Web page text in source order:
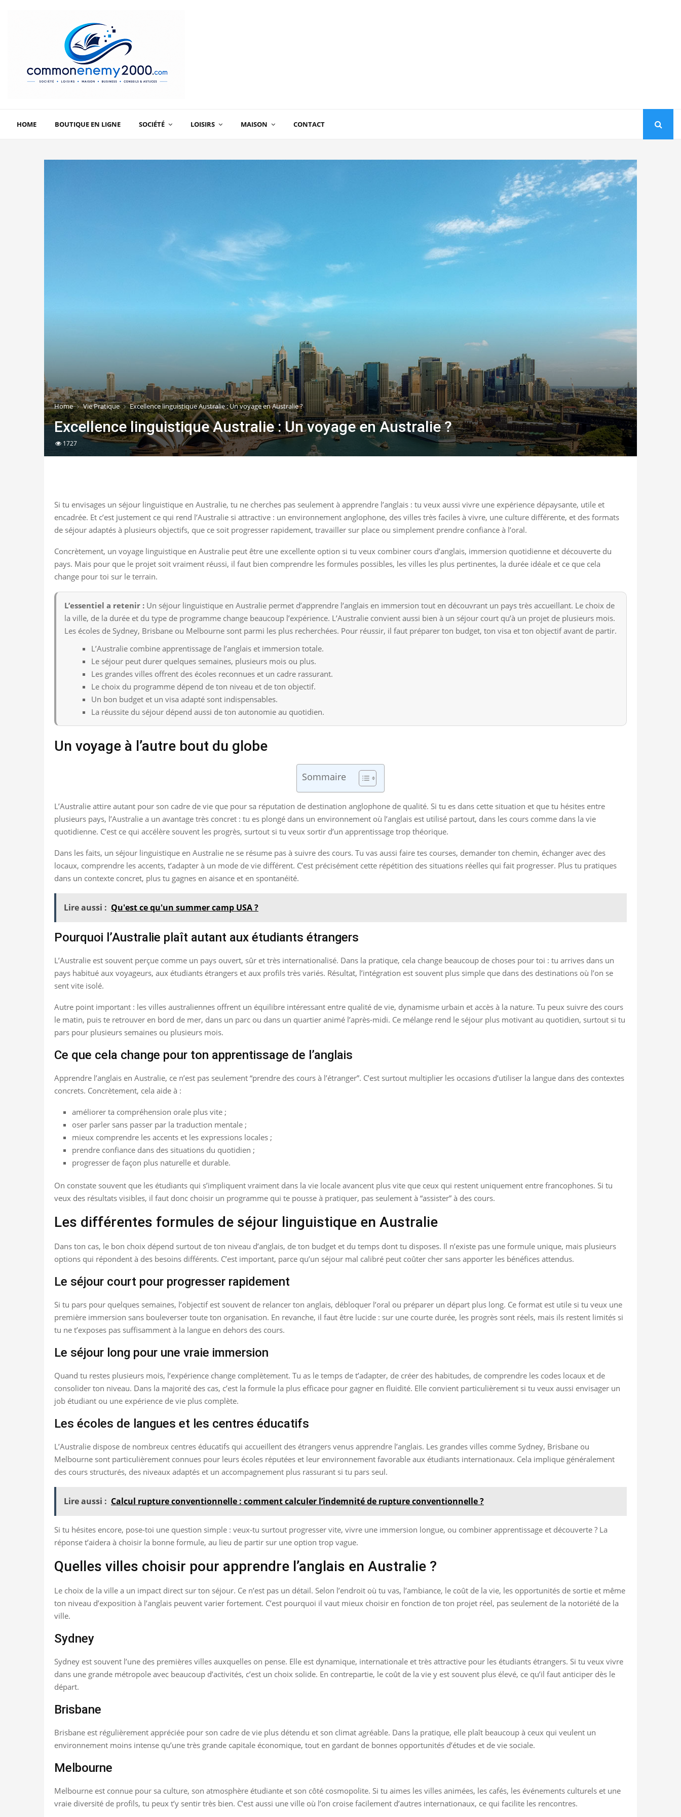
HOME BOUTIQUE EN LIGNE SOCIÉTÉ LOISIRS MAISON CONTACT
Home Vie Pratique Excellence linguistique Australie : Un voyage en Australie ?
Excellence linguistique Australie : Un voyage en Australie ?
1727
Si tu envisages un séjour linguistique en Australie, tu ne cherches pas seulement à apprendre l’anglais : tu veux aussi vivre une expérience dépaysante, utile et
encadrée. Et c’est justement ce qui rend l’Australie si attractive : un environnement anglophone, des villes très faciles à vivre, une culture différente, et des formats
de séjour adaptés à plusieurs objectifs, que ce soit progresser rapidement, travailler sur place ou simplement prendre confiance à l’oral.
Concrètement, un voyage linguistique en Australie peut être une excellente option si tu veux combiner cours d’anglais, immersion quotidienne et découverte du
pays. Mais pour que le projet soit vraiment réussi, il faut bien comprendre les formules possibles, les villes les plus pertinentes, la durée idéale et ce que cela
change pour toi sur le terrain.
L’essentiel a retenir : Un séjour linguistique en Australie permet d’apprendre l’anglais en immersion tout en découvrant un pays très accueillant. Le choix de
la ville, de la durée et du type de programme change beaucoup l’expérience. L’Australie convient aussi bien à un séjour court qu’à un projet de plusieurs mois.
Les écoles de Sydney, Brisbane ou Melbourne sont parmi les plus recherchées. Pour réussir, il faut préparer ton budget, ton visa et ton objectif avant de partir.
L’Australie combine apprentissage de l’anglais et immersion totale.
Le séjour peut durer quelques semaines, plusieurs mois ou plus.
Les grandes villes offrent des écoles reconnues et un cadre rassurant.
Le choix du programme dépend de ton niveau et de ton objectif.
Un bon budget et un visa adapté sont indispensables.
La réussite du séjour dépend aussi de ton autonomie au quotidien.
Un voyage à l’autre bout du globe
Sommaire
L’Australie attire autant pour son cadre de vie que pour sa réputation de destination anglophone de qualité. Si tu es dans cette situation et que tu hésites entre
plusieurs pays, l’Australie a un avantage très concret : tu es plongé dans un environnement où l’anglais est utilisé partout, dans les cours comme dans la vie
quotidienne. C’est ce qui accélère souvent les progrès, surtout si tu veux sortir d’un apprentissage trop théorique.
Dans les faits, un séjour linguistique en Australie ne se résume pas à suivre des cours. Tu vas aussi faire tes courses, demander ton chemin, échanger avec des
locaux, comprendre les accents, t’adapter à un mode de vie différent. C’est précisément cette répétition des situations réelles qui fait progresser. Plus tu pratiques
dans un contexte concret, plus tu gagnes en aisance et en spontanéité.
Lire aussi : Qu'est ce qu'un summer camp USA ?
Pourquoi l’Australie plaît autant aux étudiants étrangers
L’Australie est souvent perçue comme un pays ouvert, sûr et très internationalisé. Dans la pratique, cela change beaucoup de choses pour toi : tu arrives dans un
pays habitué aux voyageurs, aux étudiants étrangers et aux profils très variés. Résultat, l’intégration est souvent plus simple que dans des destinations où l’on se
sent vite isolé.
Autre point important : les villes australiennes offrent un équilibre intéressant entre qualité de vie, dynamisme urbain et accès à la nature. Tu peux suivre des cours
le matin, puis te retrouver en bord de mer, dans un parc ou dans un quartier animé l’après-midi. Ce mélange rend le séjour plus motivant au quotidien, surtout si tu
pars pour plusieurs semaines ou plusieurs mois.
Ce que cela change pour ton apprentissage de l’anglais
Apprendre l’anglais en Australie, ce n’est pas seulement “prendre des cours à l’étranger”. C’est surtout multiplier les occasions d’utiliser la langue dans des contextes
concrets. Concrètement, cela aide à :
améliorer ta compréhension orale plus vite ;
oser parler sans passer par la traduction mentale ;
mieux comprendre les accents et les expressions locales ;
prendre confiance dans des situations du quotidien ;
progresser de façon plus naturelle et durable.
On constate souvent que les étudiants qui s’impliquent vraiment dans la vie locale avancent plus vite que ceux qui restent uniquement entre francophones. Si tu
veux des résultats visibles, il faut donc choisir un programme qui te pousse à pratiquer, pas seulement à “assister” à des cours.
Les différentes formules de séjour linguistique en Australie
Dans ton cas, le bon choix dépend surtout de ton niveau d’anglais, de ton budget et du temps dont tu disposes. Il n’existe pas une formule unique, mais plusieurs
options qui répondent à des besoins différents. C’est important, parce qu’un séjour mal calibré peut coûter cher sans apporter les bénéfices attendus.
Le séjour court pour progresser rapidement
Si tu pars pour quelques semaines, l’objectif est souvent de relancer ton anglais, débloquer l’oral ou préparer un départ plus long. Ce format est utile si tu veux une
première immersion sans bouleverser toute ton organisation. En revanche, il faut être lucide : sur une courte durée, les progrès sont réels, mais ils restent limités si
tu ne t’exposes pas suffisamment à la langue en dehors des cours.
Le séjour long pour une vraie immersion
Quand tu restes plusieurs mois, l’expérience change complètement. Tu as le temps de t’adapter, de créer des habitudes, de comprendre les codes locaux et de
consolider ton niveau. Dans la majorité des cas, c’est la formule la plus efficace pour gagner en fluidité. Elle convient particulièrement si tu veux aussi envisager un
job étudiant ou une expérience de vie plus complète.
Les écoles de langues et les centres éducatifs
L’Australie dispose de nombreux centres éducatifs qui accueillent des étrangers venus apprendre l’anglais. Les grandes villes comme Sydney, Brisbane ou
Melbourne sont particulièrement connues pour leurs écoles réputées et leur environnement favorable aux étudiants internationaux. Cela implique généralement
des cours structurés, des niveaux adaptés et un accompagnement plus rassurant si tu pars seul.
Lire aussi : Calcul rupture conventionnelle : comment calculer l’indemnité de rupture conventionnelle ?
Si tu hésites encore, pose-toi une question simple : veux-tu surtout progresser vite, vivre une immersion longue, ou combiner apprentissage et découverte ? La
réponse t’aidera à choisir la bonne formule, au lieu de partir sur une option trop vague.
Quelles villes choisir pour apprendre l’anglais en Australie ?
Le choix de la ville a un impact direct sur ton séjour. Ce n’est pas un détail. Selon l’endroit où tu vas, l’ambiance, le coût de la vie, les opportunités de sortie et même
ton niveau d’exposition à l’anglais peuvent varier fortement. C’est pourquoi il vaut mieux choisir en fonction de ton projet réel, pas seulement de la notoriété de la
ville.
Sydney
Sydney est souvent l’une des premières villes auxquelles on pense. Elle est dynamique, internationale et très attractive pour les étudiants étrangers. Si tu veux vivre
dans une grande métropole avec beaucoup d’activités, c’est un choix solide. En contrepartie, le coût de la vie y est souvent plus élevé, ce qu’il faut anticiper dès le
départ.
Brisbane
Brisbane est régulièrement appréciée pour son cadre de vie plus détendu et son climat agréable. Dans la pratique, elle plaît beaucoup à ceux qui veulent un
environnement moins intense qu’une très grande capitale économique, tout en gardant de bonnes opportunités d’études et de vie sociale.
Melbourne
Melbourne est connue pour sa culture, son atmosphère étudiante et son côté cosmopolite. Si tu aimes les villes animées, les cafés, les événements culturels et une
vraie diversité de profils, tu peux t’y sentir très bien. C’est aussi une ville où l’on croise facilement d’autres internationaux, ce qui facilite les rencontres.